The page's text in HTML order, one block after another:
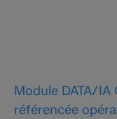
Module DATA/
référencée